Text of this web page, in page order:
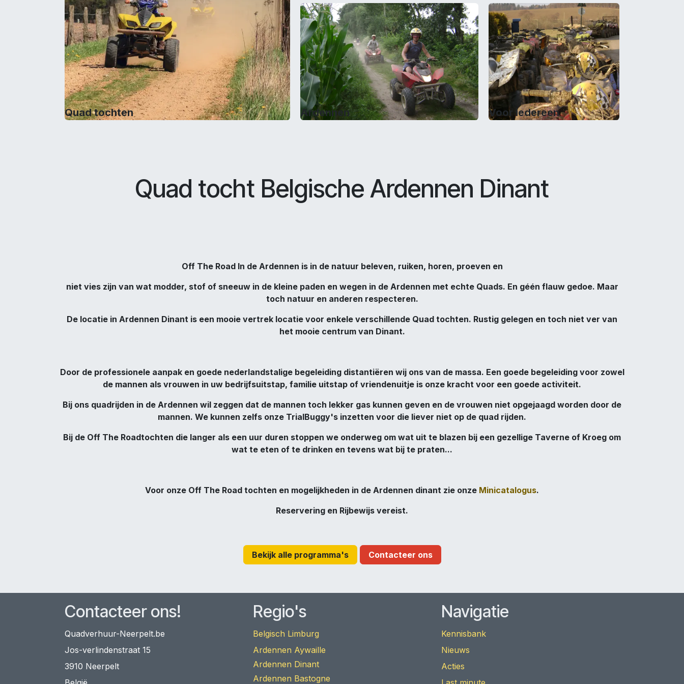
Quad tochten Ardennen Voor iedereen
Quad tocht Belgische Ardennen Dinant
Off The Road In de Ardennen is in de natuur beleven, ruiken, horen, proeven en
niet vies zijn van wat modder, stof of sneeuw in de kleine paden en wegen in de Ardennen met echte Quads. En géén flauw gedoe. Maar
toch natuur en anderen respecteren.
De locatie in Ardennen Dinant is een mooie vertrek locatie voor enkele verschillende Quad tochten. Rustig gelegen en toch niet ver van
het mooie centrum van Dinant.
Door de professionele aanpak en goede nederlandstalige begeleiding distantiëren wij ons van de massa. Een goede begeleiding voor zowel
de mannen als vrouwen in uw bedrijfsuitstap, familie uitstap of vriendenuitje is onze kracht voor een goede activiteit.
Bij ons quadrijden in de Ardennen wil zeggen dat de mannen toch lekker gas kunnen geven en de vrouwen niet opgejaagd worden door de
mannen. We kunnen zelfs onze TrialBuggy's inzetten voor die liever niet op de quad rijden.
Bij de Off The Roadtochten die langer als een uur duren stoppen we onderweg om wat uit te blazen bij een gezellige Taverne of Kroeg om
wat te eten of te drinken en tevens wat bij te praten...
Voor onze Off The Road tochten en mogelijkheden in de Ardennen dinant zie onze Minicatalogus.
Reservering en Rijbewijs vereist.
Bekijk alle programma's Contacteer ons
Contacteer ons!
Quadverhuur-Neerpelt.be
Jos-verlindenstraat 15
3910 Neerpelt
Navigatie
Kennisbank
Nieuws
Acties
Regio's
Belgisch Limburg
Ardennen Aywaille
Ardennen Dinant
Ardennen Bastogne